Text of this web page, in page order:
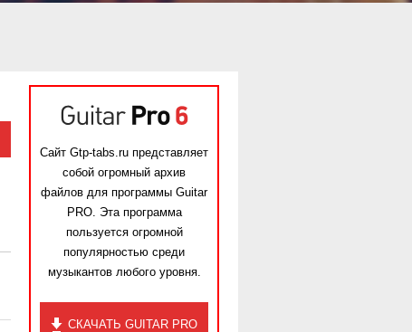
Сайт Gtp-tabs.ru представляет
собой огромный архив
файлов для программы Guitar
PRO. Эта программа
пользуется огромной
популярностью среди
музыкантов любого уровня.
СКАЧАТЬ GUITAR PRO